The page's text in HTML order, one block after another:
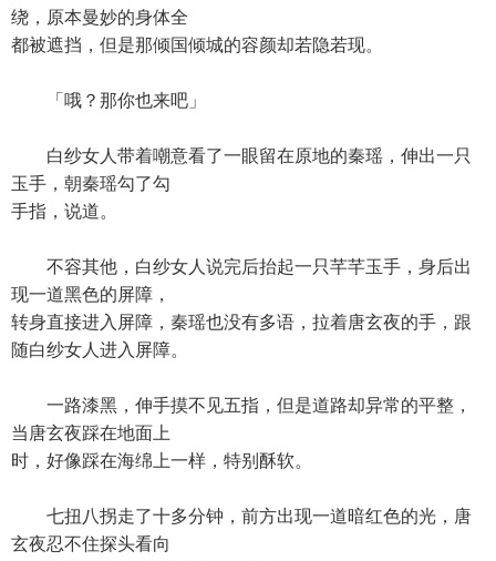
绕，原本曼妙的身体全
都被遮挡，但是那倾国倾城的容颜却若隐若现。
「哦？那你也来吧」
白纱女人带着嘲意看了一眼留在原地的秦瑶，伸出一只
玉手，朝秦瑶勾了勾
手指，说道。
不容其他，白纱女人说完后抬起一只芊芊玉手，身后出
现一道黑色的屏障，
转身直接进入屏障，秦瑶也没有多语，拉着唐玄夜的手，跟
随白纱女人进入屏障。
一路漆黑，伸手摸不见五指，但是道路却异常的平整，
当唐玄夜踩在地面上
时，好像踩在海绵上一样，特别酥软。
七扭八拐走了十多分钟，前方出现一道暗红色的光，唐
玄夜忍不住探头看向